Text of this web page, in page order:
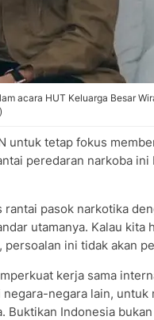
acara HUT Keluarga Besar
untuk tetap fokus
peredaran narkoba
pasok narkotika
utamanya. Kalau kita
ini tidak akan
kerja sama
negara lain, untuk
Buktikan Indonesia